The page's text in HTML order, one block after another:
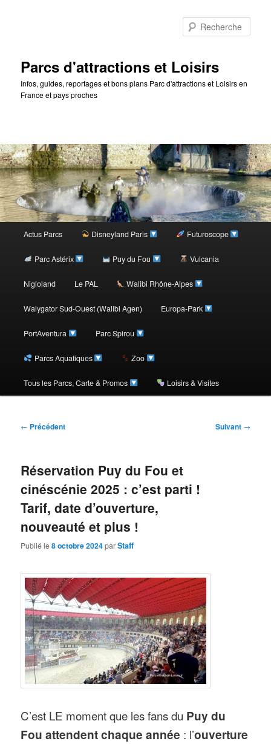
Parcs d'attractions et Loisirs
Infos, guides, reportages et bons plans Parc d'attractions et Loisirs en
France et pays proches
Menu
Aller
contenu
Actus Parcs Disneyland Paris Futuroscope
Parc Astérix Puy du Fou Vulcania
Nigloland Le PAL Walibi Rhône-Alpes
Walygator Sud-Ouest (Walibi Agen) Europa-Park
PortAventura Parc Spirou
Parcs Aquatiques Zoo
Tous les Parcs, Carte & Promos Loisirs & Visites
Navigation
← Précédent Suivant →
Réservation Puy du Fou et
cinéscénie 2025 : c’est parti !
Tarif, date d’ouverture,
nouveauté et plus !
Publié le8 octobre 2024parStaff
C’est LE moment que les fans du Puy du
Fou attendent chaque année : l’ouverture